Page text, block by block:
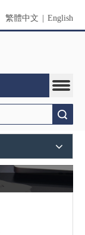
繁體中文 English